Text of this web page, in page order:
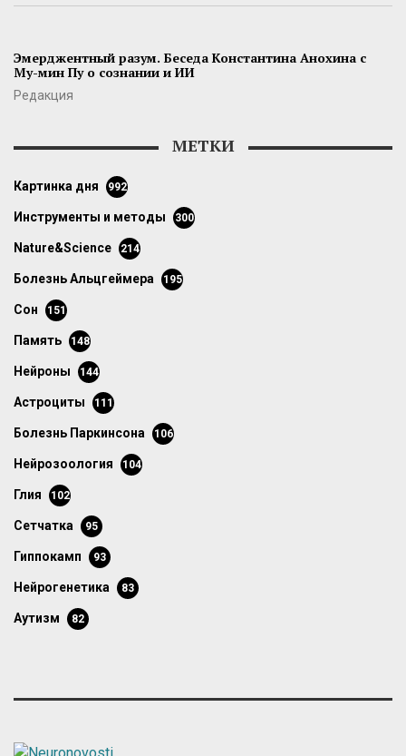
Эмерджентный разум. Беседа Константина Анохина с
Му-мин Пу о сознании и ИИ
Редакция
МЕТКИ
картинка дня 992
инструменты и методы 300
Nature&Science 214
болезнь Альцгеймера 195
сон 151
память 148
нейроны 144
астроциты 111
болезнь Паркинсона 106
нейрозоология 104
глия 102
сетчатка 95
гиппокамп 93
нейрогенетика 83
аутизм 82